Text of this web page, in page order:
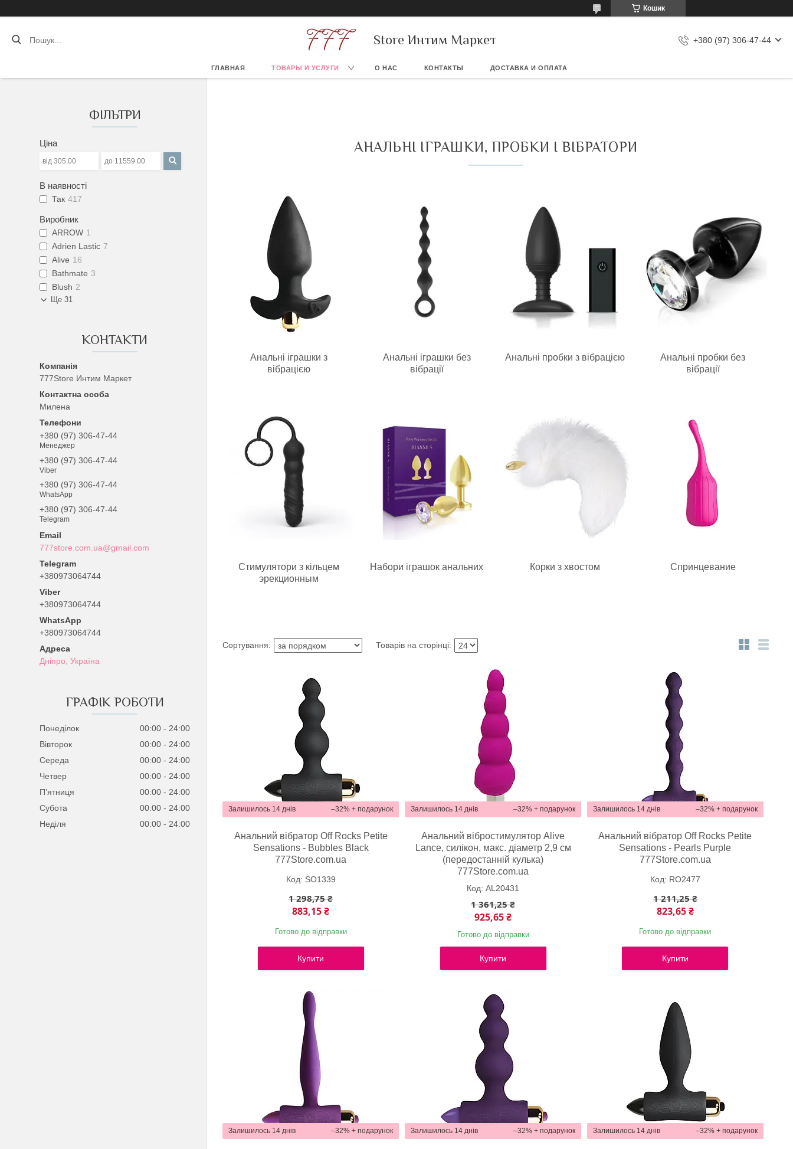
Кошик
Store Интим Маркет +380 (97) 306-47-44
ГЛАВНАЯ ТОВАРЫ И УСЛУГИ О НАС КОНТАКТЫ ДОСТАВКА И ОПЛАТА
ФІЛЬТРИ
Ціна
В наявності
Так 417
Виробник
ARROW 1
Adrien Lastic 7
Alive 16
Bathmate 3
Blush 2
Ще 31
КОНТАКТИ
777Store Интим Маркет
Милена
+380 (97) 306-47-44
Менеджер
+380 (97) 306-47-44
Viber
+380 (97) 306-47-44
WhatsApp
+380 (97) 306-47-44
Telegram
777store.com.ua@gmail.com
+380973064744
+380973064744
+380973064744
Дніпро, Україна
ГРАФІК РОБОТИ
Понеділок 00:00
24:00
Вівторок
00:00
24:00
Середа
00:00
24:00
Четвер
00:00
24:00
Пʼятниця
00:00
24:00
Субота
00:00
24:00
Неділя
00:00 24:00
АНАЛЬНІ ІГРАШКИ, ПРОБКИ І ВІБРАТОРИ
Анальні іграшки з
вібрацією
Анальні іграшки без
вібрації
Анальні пробки з вібрацією
Анальні пробки без
вібрації
Стимулятори з кільцем
эрекционным
Набори іграшок анальних Корки з хвостом Спринцевание
–32%
Залишилось 14 днів
Анальний вібратор Off Rocks Petite
Sensations - Bubbles Black
777Store.com.ua
SO1339
1 298,75 ₴
883,15 ₴
Готово до відправки
Купити
–32%
Залишилось 14 днів
Анальний вібростимулятор Alive
Lance, силікон, макс. діаметр 2,9 см
(передостанній кулька)
777Store.com.ua
AL20431
1 361,25 ₴
925,65 ₴
Готово до відправки
Купити
–32%
Залишилось 14 днів
Анальний вібратор Off Rocks Petite
Sensations - Pearls Purple
777Store.com.ua
RO2477
1 211,25 ₴
823,65 ₴
Готово до відправки
Купити
–32%
Залишилось 14 днів –32%
Залишилось 14 днів –32%
Залишилось 14 днів